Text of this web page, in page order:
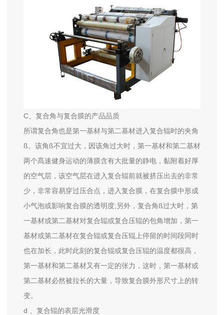
C、复合角与复合膜的产品品质
所谓复合角也是第一基材与第二基材进入复合辊时的夹角
ß。该角ß不宜过大，因该角过大时，第一基材和第二基材
两个髙速健身运动的薄膜含有大批量的静电，黏附着好厚
的空气层，该空气层在进入复合辊前就被挤压出去的非常
少，非常容易穿过压合点，进入复合膜，在复合膜中形成
小气泡或影响复合膜的透明度;另外，复合角ß过大时，第
一基材或第二基材对复合辊或复合压辊的包角增加，第一
基材或第二基材在复合辊或复合压辊上停留的时间段同时
也在加长，此时此刻的复合辊或复合压辊的温度都很高，
第一基材和第二基材又有一定的张力，这时，第一基材或
第二基材必然被拉长的大量，导致复合膜外形尺寸上的转
变。
d 、复合辊的表层光滑度